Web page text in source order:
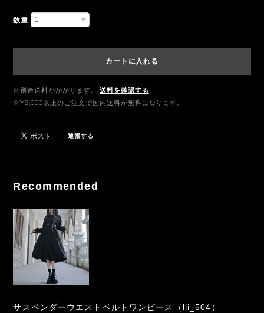
数量
カートに入れる
※別途送料がかかります。
送料を確認する
※¥9,000以上のご注文で国内送料が無料になります。
通報する
Recommended
サスペンダーウエストベルトワンピース（lli_504）